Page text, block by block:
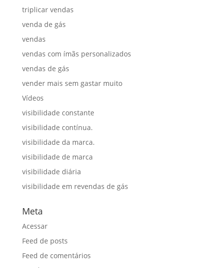
triplicar vendas
venda de gás
vendas
vendas com ímãs personalizados
vendas de gás
vender mais sem gastar muito
Vídeos
visibilidade constante
visibilidade contínua.
visibilidade da marca.
visibilidade de marca
visibilidade diária
visibilidade em revendas de gás
Meta
Acessar
Feed de posts
Feed de comentários